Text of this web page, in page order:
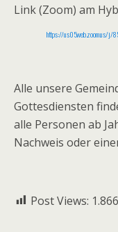
Link (Zoom) am
https://us05web.zoom.us/j/
Alle unsere
Gottesdiensten
alle Personen ab
Nachweis oder
Post Views: 1.866